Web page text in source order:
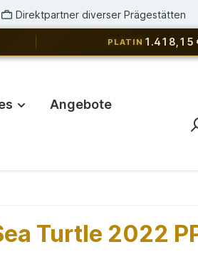
Direktpartner diverser Prägestätten
PLATIN 1.418,15
Angebote
Turtle 2022